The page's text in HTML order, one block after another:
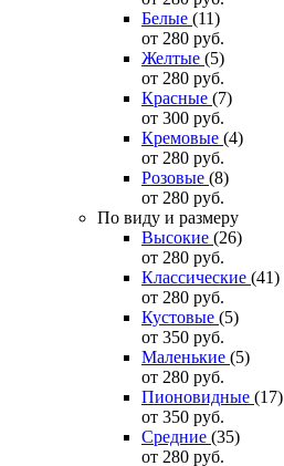
Белые (11)
от 280 руб.
Желтые (5)
от 280 руб.
Красные (7)
от 300 руб.
Кремовые (4)
от 280 руб.
Розовые (8)
от 280 руб.
По виду и размеру
Высокие (26)
от 280 руб.
Классические (41)
от 280 руб.
Кустовые (5)
от 350 руб.
Маленькие (5)
от 280 руб.
Пионовидные (17)
от 350 руб.
Средние (35)
от 280 руб.